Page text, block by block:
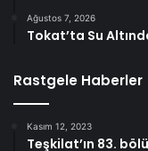
Ağustos 7, 2026
Tokat’ta Su
Rastgele Haberler
Kasım 12, 2023
Teşkilat’ın 83.